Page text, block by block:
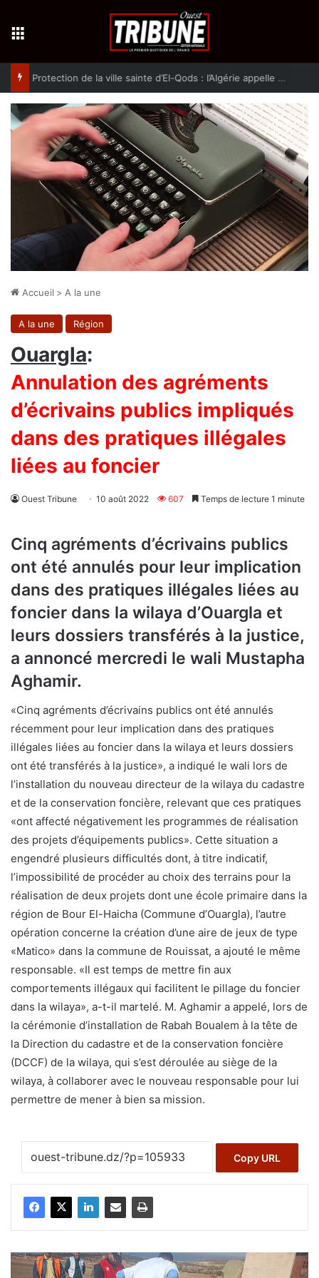
Protection de la ville sainte d’El-Qods : l’Algérie appelle à une action collective
Accueil > A la une
A la une Région
Ouargla:
Annulation des agréments
d’écrivains publics impliqués
dans des pratiques illégales
liées au foncier
Ouest Tribune 10 août 2022 607 Temps de lecture 1 minute
Cinq agréments d’écrivains publics
ont été annulés pour leur implication
dans des pratiques illégales liées au
foncier dans la wilaya d’Ouargla et
leurs dossiers transférés à la justice,
a annoncé mercredi le wali Mustapha
Aghamir.
«Cinq agréments d’écrivains publics ont été annulés
récemment pour leur implication dans des pratiques
illégales liées au foncier dans la wilaya et leurs dossiers
ont été transférés à la justice», a indiqué le wali lors de
l’installation du nouveau directeur de la wilaya du cadastre
et de la conservation foncière, relevant que ces pratiques
«ont affecté négativement les programmes de réalisation
des projets d’équipements publics». Cette situation a
engendré plusieurs difficultés dont, à titre indicatif,
l’impossibilité de procéder au choix des terrains pour la
réalisation de deux projets dont une école primaire dans la
région de Bour El-Haicha (Commune d’Ouargla), l’autre
opération concerne la création d’une aire de jeux de type
«Matico» dans la commune de Rouissat, a ajouté le même
responsable. «Il est temps de mettre fin aux
comportements illégaux qui facilitent le pillage du foncier
dans la wilaya», a-t-il martelé. M. Aghamir a appelé, lors de
la cérémonie d’installation de Rabah Boualem à la tête de
la Direction du cadastre et de la conservation foncière
(DCCF) de la wilaya, qui s’est déroulée au siège de la
wilaya, à collaborer avec le nouveau responsable pour lui
permettre de mener à bien sa mission.
Copy URL